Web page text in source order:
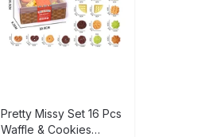
Pretty Missy Set 16 Pcs
Waffle & Cookies